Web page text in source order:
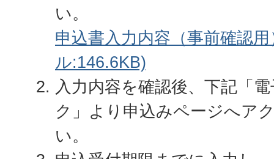
い。
申込書入力内容（事前確認
ル:146.6KB)
入力内容を確認後、下記「
ク」より申込みページへア
い。